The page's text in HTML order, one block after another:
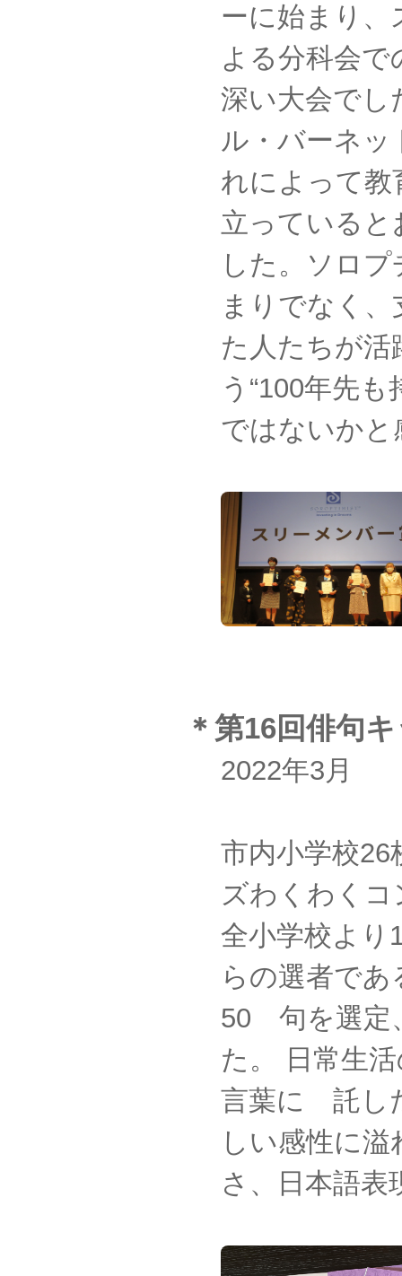
ーに始まり、
よる分科会
深い大会でし
ル・バーネッ
れによって教
立っている
した。ソロ
まりでなく
た人たちが活
う“100年先
ではないか
＊第16回俳句
2022年3月
市内小学校26
ズわくわく
全小学校より
らの選者で
50 句を選定
た。 日常生
言葉に 託し
しい感性に
さ、日本語